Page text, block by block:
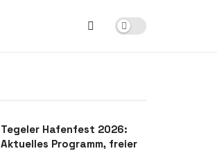
Tegeler Hafenfest 2026:
Aktuelles Programm, freier